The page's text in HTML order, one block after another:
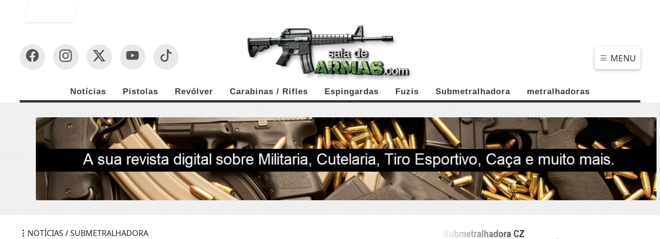
MENU
Notícias Pistolas Revólver Carabinas / Rifles Espingardas Fuzis Submetralhadora metralhadoras
NOTÍCIAS / SUBMETRALHADORA